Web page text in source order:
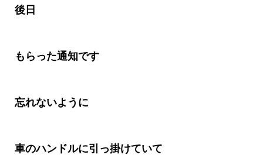
後日
もらった通知です
忘れないように
車のハンドルに引っ掛けていて